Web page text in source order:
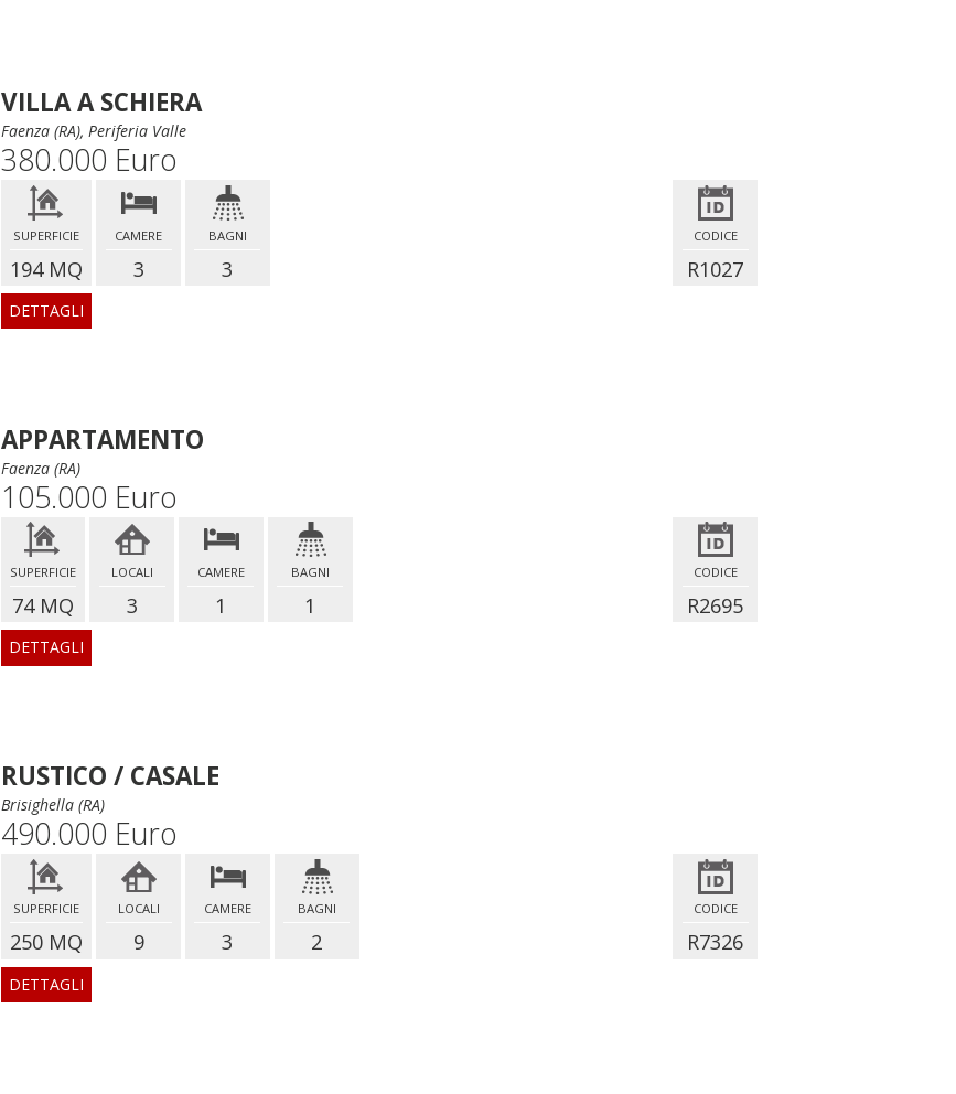
VILLA A SCHIERA
Faenza (RA), Periferia Valle
380.000 Euro
CODICE
R1027
SUPERFICIE
194 MQ
CAMERE
3
BAGNI
3
DETTAGLI
APPARTAMENTO
Faenza (RA)
105.000 Euro
CODICE
R2695
SUPERFICIE
74 MQ
LOCALI
3
CAMERE
1
BAGNI
1
DETTAGLI
RUSTICO / CASALE
Brisighella (RA)
490.000 Euro
CODICE
R7326
SUPERFICIE
250 MQ
LOCALI
9
CAMERE
3
BAGNI
2
DETTAGLI